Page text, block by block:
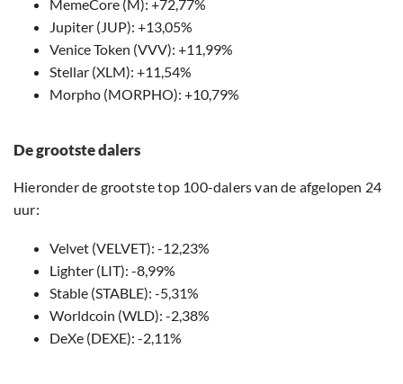
MemeCore (M): +72,77%
Jupiter (JUP): +13,05%
Venice Token (VVV): +11,99%
Stellar (XLM): +11,54%
Morpho (MORPHO): +10,79%
De grootste dalers
Hieronder de grootste top 100-dalers van de afgelopen 24
uur:
Velvet (VELVET): -12,23%
Lighter (LIT): -8,99%
Stable (STABLE): -5,31%
Worldcoin (WLD): -2,38%
DeXe (DEXE): -2,11%